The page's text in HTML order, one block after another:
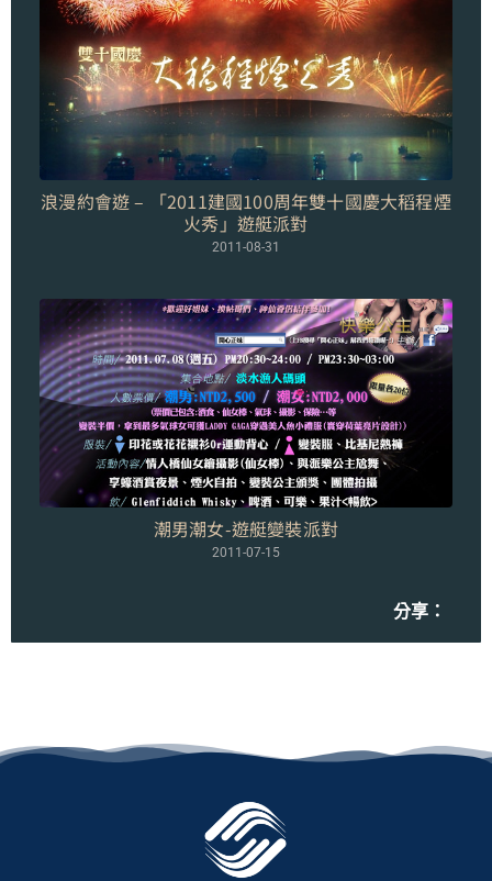
浪漫約會遊 – 「2011建國100周年雙十國慶大稻程煙
火秀」遊艇派對
2011-08-31
潮男潮女-遊艇變裝派對
2011-07-15
分享：